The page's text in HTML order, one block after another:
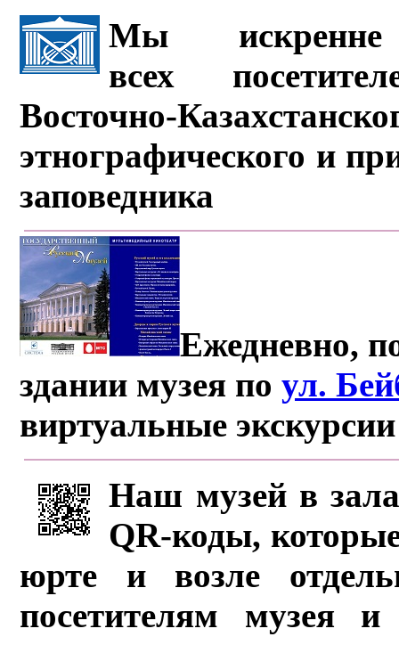
Мы искренне
всех
Восточно-
этнографического и
заповедника
Ежедневно,
здании музея поул.
виртуальные
Наш музей в
QR-коды,
юрте и возле
посетителям музея и